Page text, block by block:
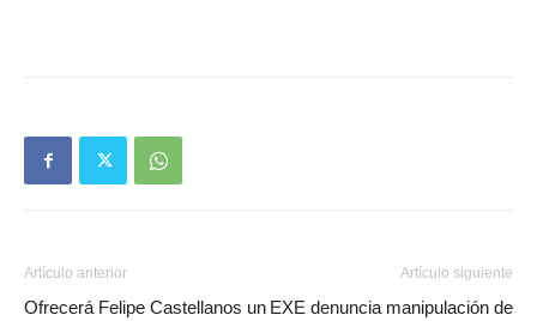
Artículo anterior
Ofrecerá Felipe Castellanos un
Artículo siguiente
EXE denuncia manipulación de